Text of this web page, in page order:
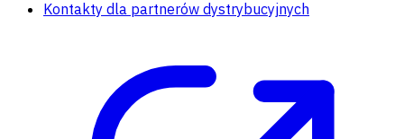
Kontakty dla partnerów dystrybucyjnych